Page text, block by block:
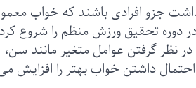
۵۵ درصد بیشتر احتمال داشت جزو افرادی باشند که خواب
هم که در دوره تحقیق ورزش منظم را شروع
نظر گرفتن عوامل متغیر مانند سن،